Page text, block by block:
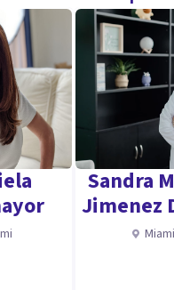
Sandra
Jimenez
Miami